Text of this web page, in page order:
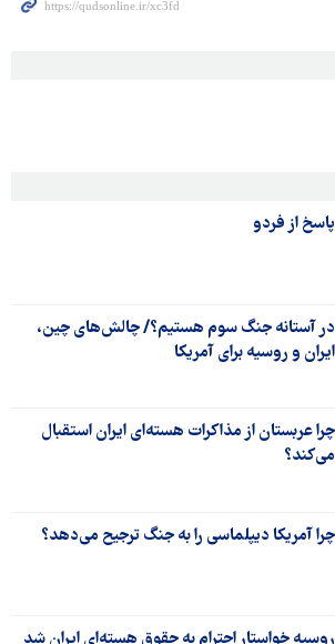
پاسخ از فردو
در آستانه جنگ سوم هستیم؟/ چالش‌های چین،
ایران و روسیه برای آمریکا
چرا عربستان از مذاکرات هسته‌ای ایران استقبال
می‌کند؟
چرا آمریکا دیپلماسی را به جنگ ترجیح می‌دهد؟